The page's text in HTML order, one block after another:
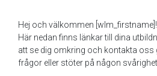
Hej och välkommen [wlm_firstname]!
Här nedan finns länkar till dina
att se dig omkring och kontakta oss
frågor eller stöter på någon svårighet.